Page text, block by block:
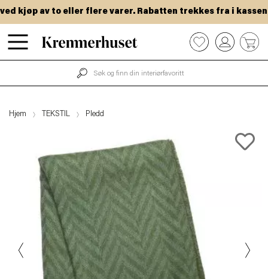
Hopp
til
kjøp av to eller flere varer. Rabatten trekkes fra i kassen.
0
Hjem TEKSTIL Pledd
Previous